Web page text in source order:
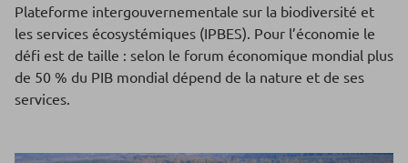
Plateforme intergouvernementale sur la biodiversité et
les services écosystémiques (IPBES). Pour l’économie le
défi est de taille : selon le forum économique mondial plus
de 50 % du PIB mondial dépend de la nature et de ses
services.